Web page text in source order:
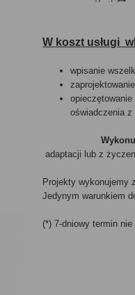
W koszt usługi
wpisanie
oświadczenia
adaptacji lub z
Projekty wykonujemy
Jedynym warunkiem
(*) 7-dniowy termin